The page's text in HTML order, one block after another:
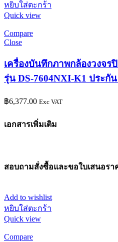
หยิบใส่ตะกร้า
Quick view
Compare
Close
เครื่องบันทึกภาพกล้องวงจ
รุ่น DS-7604NXI-K1 ประกั
฿6,377.00 Exc VAT
เอกสารเพิ่มเติม
สอบถามสั่งซื้อและขอใบเสนอรา
Add to wishlist
หยิบใส่ตะกร้า
Quick view
Compare